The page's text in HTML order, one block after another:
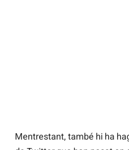
Mentrestant, també hi ha